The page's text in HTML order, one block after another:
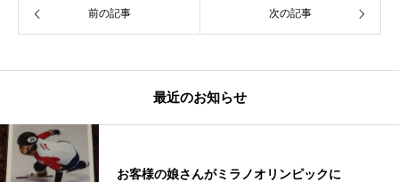
前の記事 次の記事
最近のお知らせ
お客様の娘さんがミラノオリンピックに